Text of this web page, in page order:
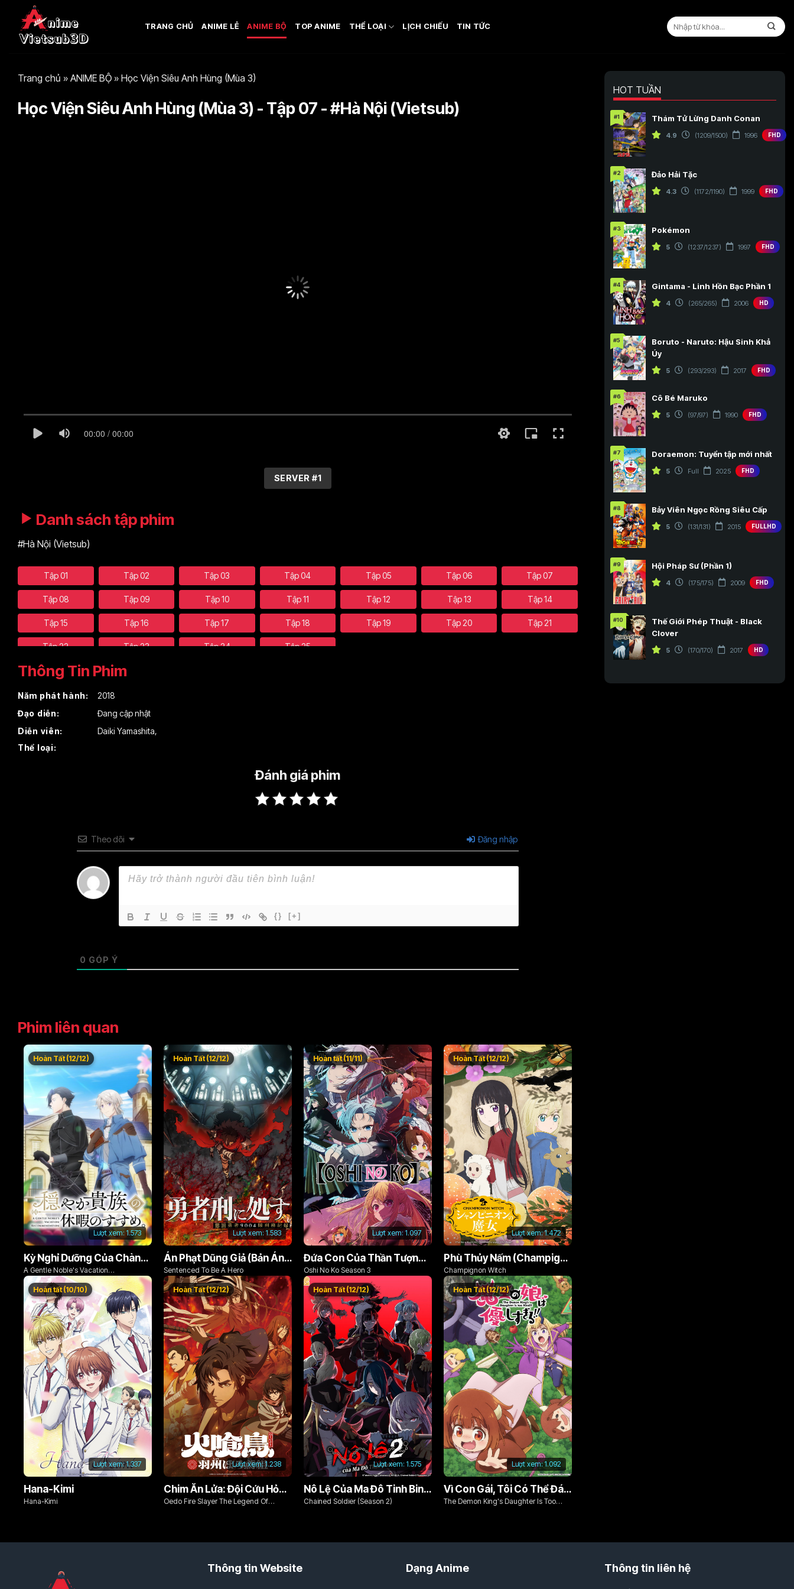
TRANG CHỦ ANIME LẺ ANIME BỘ TOP ANIME THỂ LOẠI LỊCH CHIẾU TIN TỨC
Trang chủ » ANIME BỘ » Học Viện Siêu Anh Hùng (Mùa 3)
Học Viện Siêu Anh Hùng (Mùa 3) - Tập 07 - #Hà Nội (Vietsub)
00:00 / 00:00
SERVER #1
Danh sách tập phim
#Hà Nội (Vietsub)
Tập 01 Tập 02 Tập 03 Tập 04 Tập 05 Tập 06 Tập 07
Tập 08 Tập 09 Tập 10 Tập 11 Tập 12 Tập 13 Tập 14
Tập 15 Tập 16 Tập 17 Tập 18 Tập 19 Tập 20 Tập 21
Tập 22 Tập 23 Tập 24 Tập 25
Thông Tin Phim
Năm phát hành:
2018
Đạo diễn:
Đang cập nhật
Diễn viên:
Daiki Yamashita,
Thể loại:
Đánh giá phim
Theo dõi Đăng nhập
{} [+]
0 GÓP Ý
Phim liên quan
Lượt xem: 1.573
Hoàn Tất (12/12)
Kỳ Nghỉ Dưỡng Của Chàng Quý Tộc Ôn Hòa (Odayaka Kizoku no Kyuuka no Susume)
A Gentle Noble's Vacation
Recommendation
Lượt xem: 1.583
Hoàn Tất (12/12)
Án Phạt Dũng Giả (Bản Án Anh Hùng)
Sentenced To Be A Hero
Lượt xem: 1.097
Hoàn tất (11/11)
Đứa Con Của Thần Tượng (Phần 3)
Oshi No Ko Season 3
Lượt xem:1.472
Hoàn Tất (12/12)
Phù Thủy Nấm (Champignon no Majo)
Champignon Witch
Lượt xem:1.337
Hoàn tất (10/10)
Hana-Kimi
Hana-Kimi
Lượt xem: 1.238
Hoàn Tất (12/12)
Chim Ăn Lửa: Đội Cứu Hỏa Rách Rưới Vùng Ushu
Oedo Fire Slayer The Legend Of
Lượt xem: 1.575
Hoàn Tất (12/12)
Nô Lệ Của Ma Đô Tinh Binh (Phần 2)
Chained Soldier (Season 2)
Lượt xem:1.092
Hoàn Tất (12/12)
Vì Con Gái, Tôi Có Thể Đánh Bại Cả Ma Vương
The Demon King's Daughter Is Too
HOT TUẦN
#1 Thám Tử Lừng Danh Conan
4.9 (1209/1500) 1996 FHD
#2 Đảo Hải Tặc
4.3 (1172/1190) 1999 FHD
#3 Pokémon
5 (1237/1237) 1997 FHD
#4 Gintama - Linh Hồn Bạc Phần 1
4 (265/265) 2006 HD
#5
Boruto - Naruto: Hậu Sinh Khả
Úy
5 (293/293) 2017 FHD
#6 Cô Bé Maruko
5 (97/97) 1990 FHD
#7 Doraemon: Tuyển tập mới nhất
5 Full 2025 FHD
#8 Bảy Viên Ngọc Rồng Siêu Cấp
5 (131/131) 2015 FULLHD
#9 Hội Pháp Sư (Phần 1)
4 (175/175) 2009 FHD
#10
Thế Giới Phép Thuật - Black
Clover
5 (170/170) 2017 HD
Thông tin Website Dạng Anime Thông tin liên hệ